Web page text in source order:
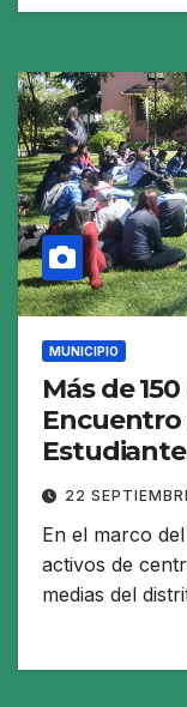
MUNICIPIO
Más de
Encuentro
22
En el marco
activos de
medias del